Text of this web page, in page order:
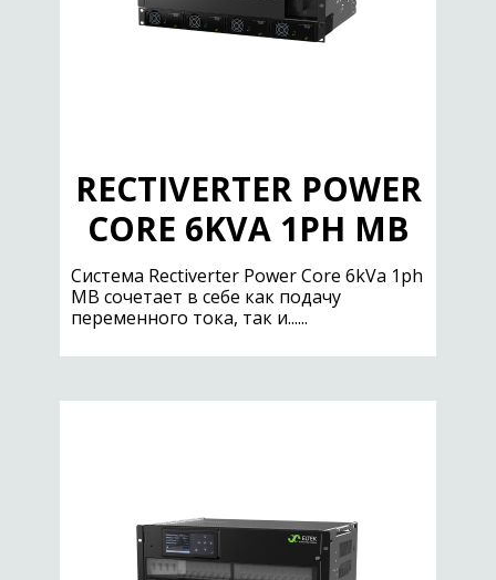
RECTIVERTER POWER
CORE 6KVA 1PH MB
Cистема Rectiverter Power Core 6kVa 1ph
MB сочетает в себе как подачу
переменного тока, так и......